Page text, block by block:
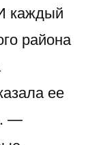
каждый
района
ее
—